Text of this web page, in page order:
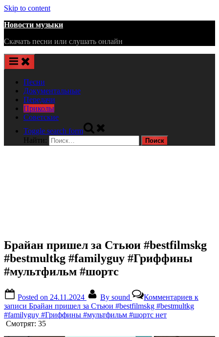
Skip to content
Новости музыки
Скачать песни или слушать онлайн
Песни
Документальные
Передачи
Приколы
Советские
Toggle search form
Найти:
Брайан пришел за Стьюи #bestfilmskg
#bestmultkg #familyguy #Гриффины
#мультфильм #шортс
Posted on 24.11.2024 By sound Комментариев к
записи Брайан пришел за Стьюи #bestfilmskg #bestmultkg
#familyguy #Гриффины #мультфильм #шортс нет
Смотрят: 35